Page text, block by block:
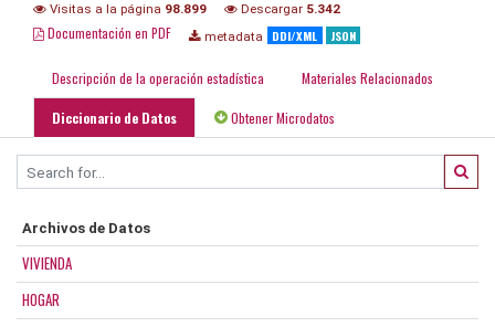
Visitas a la página 98.899 Descargar 5.342
Documentación en PDF metadata DDI/XML JSON
Descripción de la operación estadística Materiales Relacionados
Diccionario de Datos Obtener Microdatos
Archivos de Datos
VIVIENDA
HOGAR